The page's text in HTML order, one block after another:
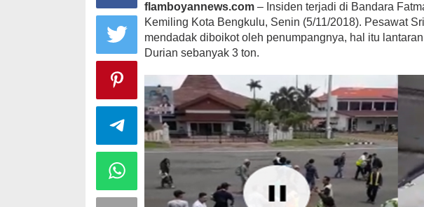
flamboyannews.com – Insiden terjadi di Bandara
Kemiling Kota Bengkulu, Senin (5/11/2018). Pesawat
mendadak diboikot oleh penumpangnya, hal itu
Durian sebanyak 3 ton.